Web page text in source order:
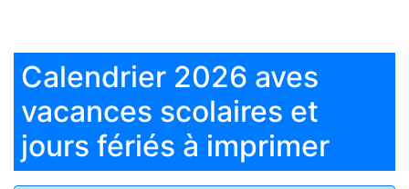
Calendrier 2026 aves
vacances scolaires et
jours fériés à imprimer